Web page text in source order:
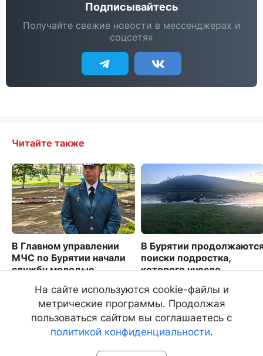
Подписывайтесь
Получайте свежие новости в мессенджерах и
соцсетях
Читайте также
В Главном управлении
МЧС по Бурятии начали
службу молодые
В Бурятии
поиски подростка,
которого унесло
4089
На сайте используются cookie-файлы и
метрические программы. Продолжая
пользоваться сайтом вы соглашаетесь с
политикой конфиденциальности.